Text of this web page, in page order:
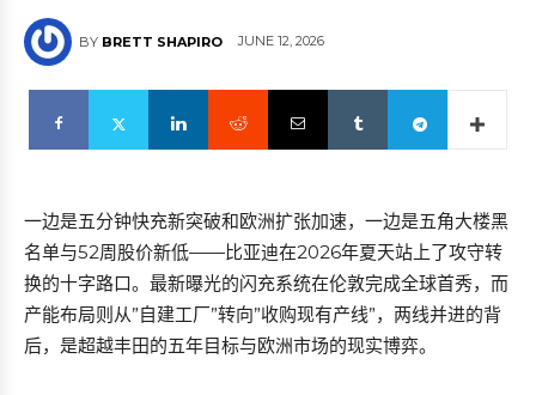
BY BRETT SHAPIRO JUNE 12, 2026
一边是五分钟快充新突破和欧洲扩张加速，一边是五角大楼黑
名单与52周股价新低——比亚迪在2026年夏天站上了攻守转
换的十字路口。最新曝光的闪充系统在伦敦完成全球首秀，而
产能布局则从”自建工厂”转向”收购现有产线”，两线并进的背
后，是超越丰田的五年目标与欧洲市场的现实博弈。